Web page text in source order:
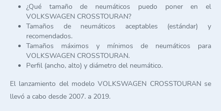
¿Qué tamaño de neumáticos puedo poner en el
VOLKSWAGEN CROSSTOURAN?
Tamaños de neumáticos aceptables (estándar) y
recomendados.
Tamaños máximos y mínimos de neumáticos para
VOLKSWAGEN CROSSTOURAN.
Perfil (ancho, alto) y diámetro del neumático.
El lanzamiento del modelo VOLKSWAGEN CROSSTOURAN se
llevó a cabo desde 2007. a 2019.